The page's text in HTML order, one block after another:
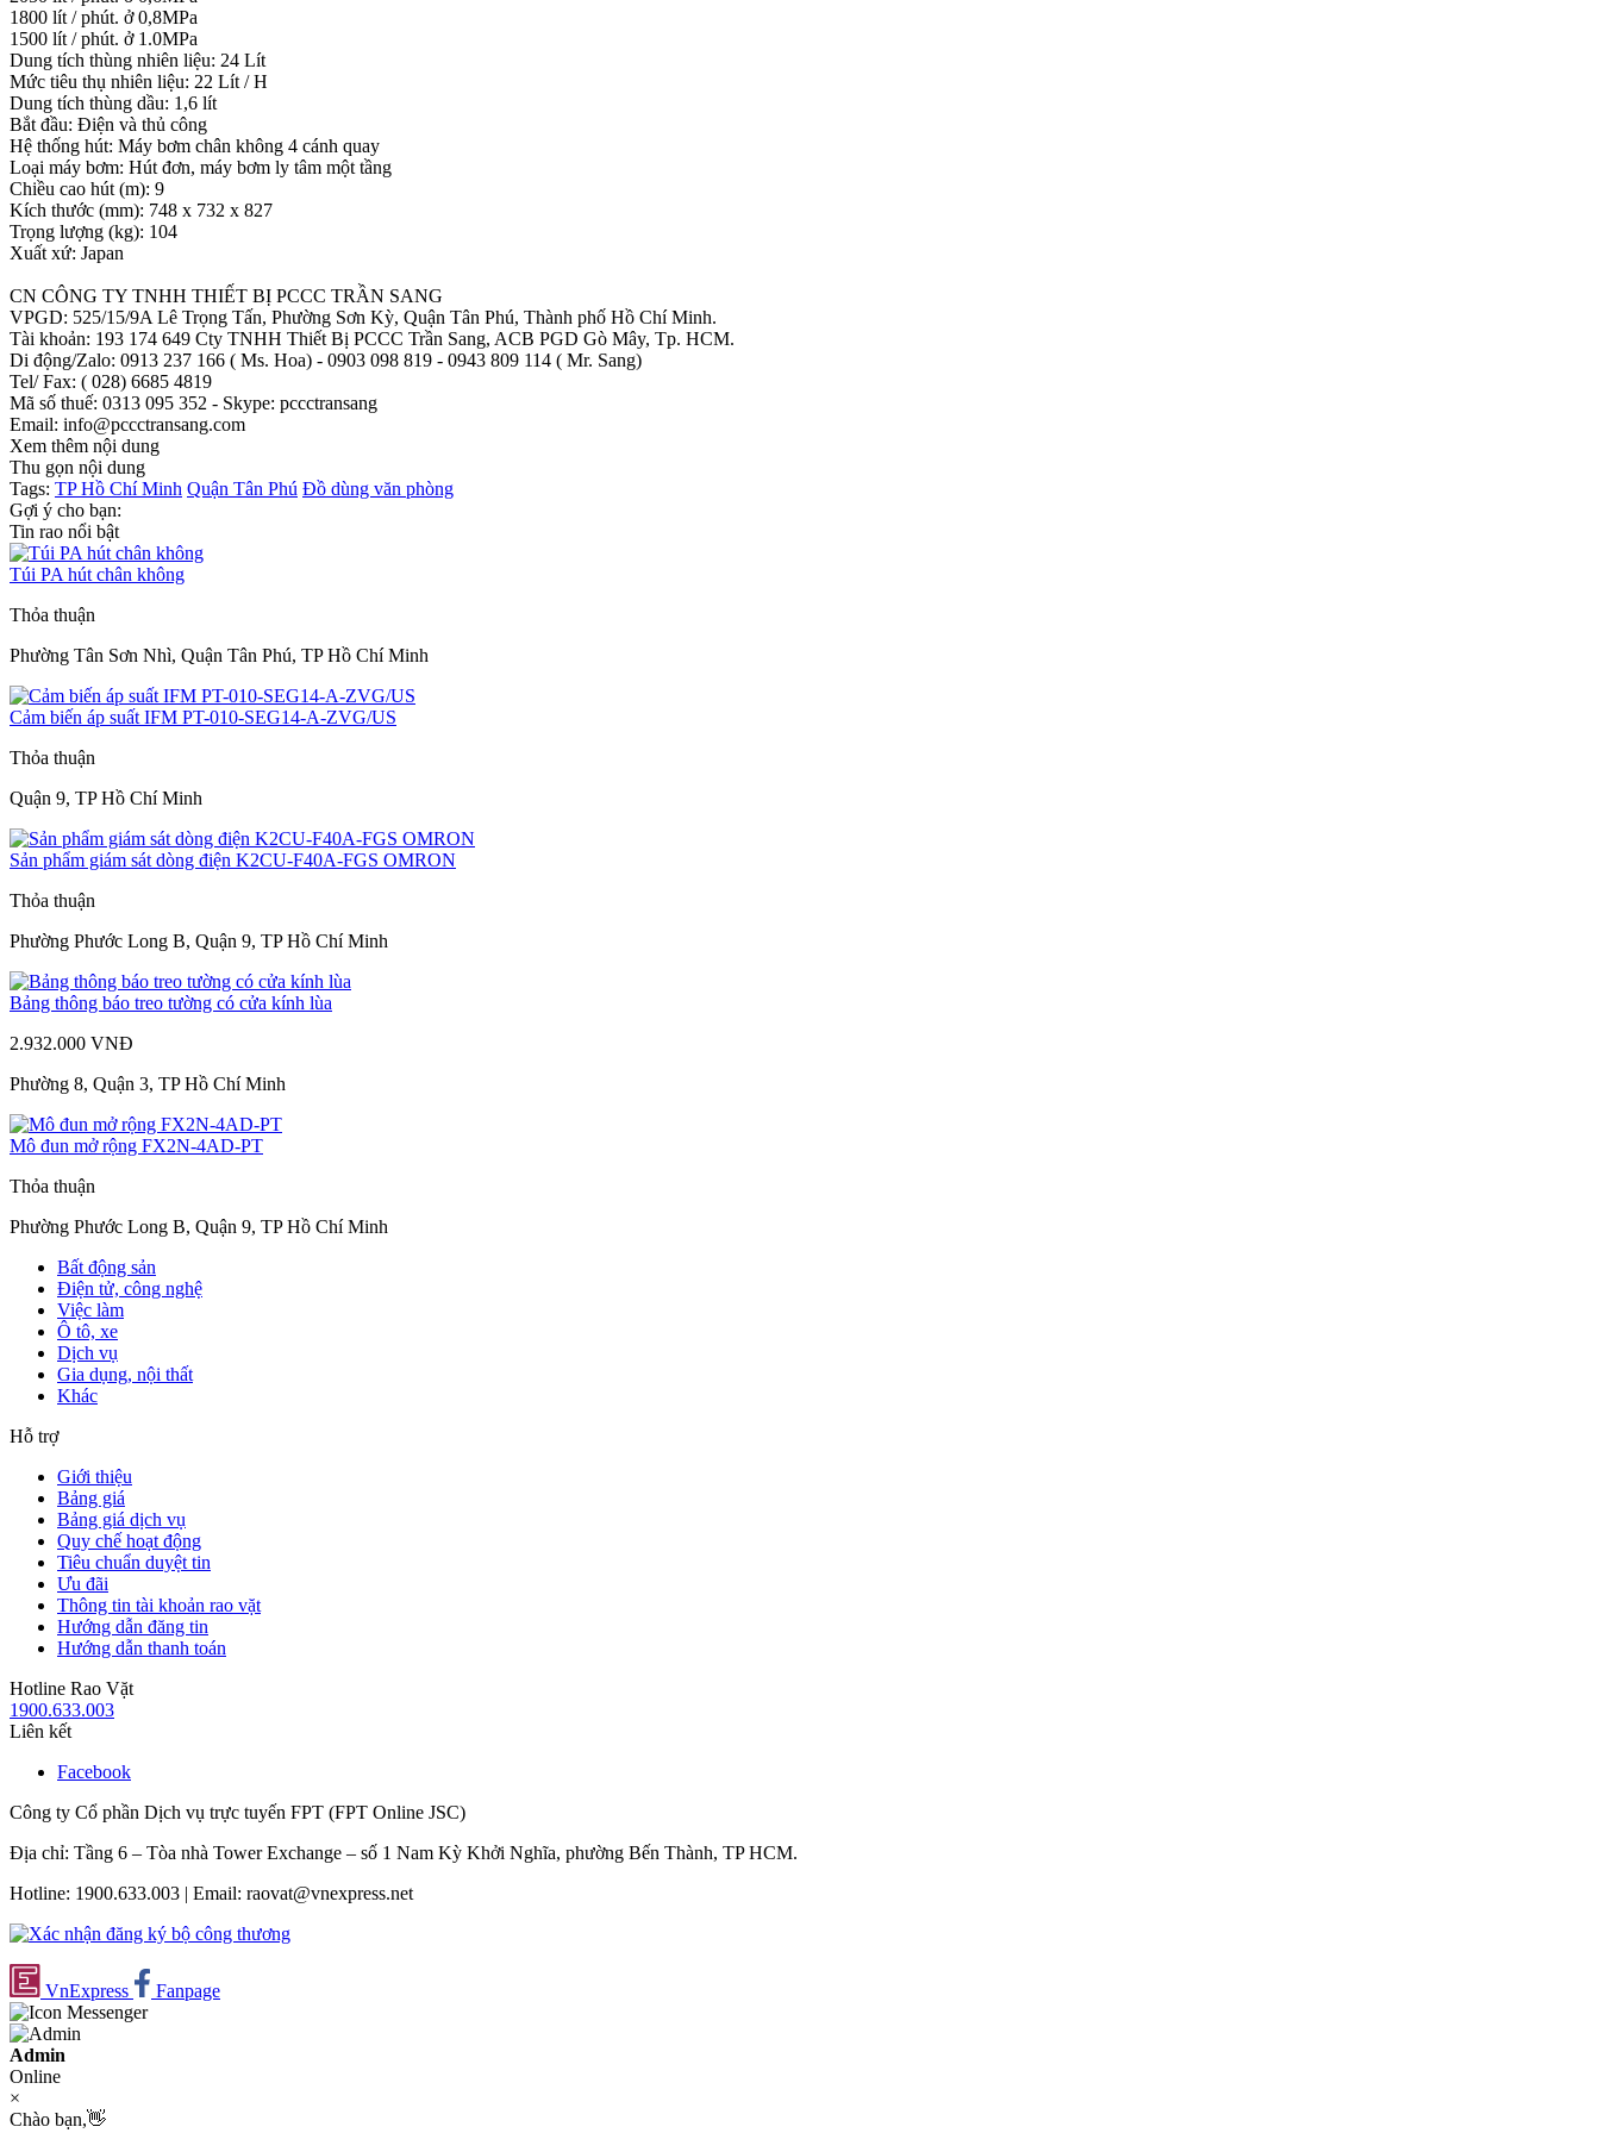
1800 lít / phút. ở 0,8MPa
1500 lít / phút. ở 1.0MPa
Dung tích thùng nhiên liệu: 24 Lít
Mức tiêu thụ nhiên liệu: 22 Lít / H
Dung tích thùng dầu: 1,6 lít
Bắt đầu: Điện và thủ công
Hệ thống hút: Máy bơm chân không 4 cánh quay
Loại máy bơm: Hút đơn, máy bơm ly tâm một tầng
Chiều cao hút (m): 9
Kích thước (mm): 748 x 732 x 827
Trọng lượng (kg): 104
Xuất xứ: Japan
CN CÔNG TY TNHH THIẾT BỊ PCCC TRẦN SANG
VPGD: 525/15/9A Lê Trọng Tấn, Phường Sơn Kỳ, Quận Tân Phú, Thành phố Hồ Chí Minh.
Tài khoản: 193 174 649 Cty TNHH Thiết Bị PCCC Trần Sang, ACB PGD Gò Mây, Tp. HCM.
Di động/Zalo: 0913 237 166 ( Ms. Hoa) - 0903 098 819 - 0943 809 114 ( Mr. Sang)
Tel/ Fax: ( 028) 6685 4819
Mã số thuế: 0313 095 352 - Skype: pccctransang
Email: info@pccctransang.com
Xem thêm nội dung
Thu gọn nội dung
Tags: TP Hồ Chí Minh Quận Tân Phú Đồ dùng văn phòng
Gợi ý cho bạn:
Tin rao nổi bật
Túi PA hút chân không
Thỏa thuận
Phường Tân Sơn Nhì, Quận Tân Phú, TP Hồ Chí Minh
Cảm biến áp suất IFM PT-010-SEG14-A-ZVG/US
Thỏa thuận
Quận 9, TP Hồ Chí Minh
Sản phẩm giám sát dòng điện K2CU-F40A-FGS OMRON
Thỏa thuận
Phường Phước Long B, Quận 9, TP Hồ Chí Minh
Bảng thông báo treo tường có cửa kính lùa
2.932.000 VNĐ
Phường 8, Quận 3, TP Hồ Chí Minh
Mô đun mở rộng FX2N-4AD-PT
Thỏa thuận
Phường Phước Long B, Quận 9, TP Hồ Chí Minh
Bất động sản
Điện tử, công nghệ
Việc làm
Ô tô, xe
Dịch vụ
Gia dụng, nội thất
Khác
Hỗ trợ
Giới thiệu
Bảng giá
Bảng giá dịch vụ
Quy chế hoạt động
Tiêu chuẩn duyệt tin
Ưu đãi
Thông tin tài khoản rao vặt
Hướng dẫn đăng tin
Hướng dẫn thanh toán
Hotline Rao Vặt
1900.633.003
Liên kết
Facebook
Công ty Cổ phần Dịch vụ trực tuyến FPT (FPT Online JSC)
Địa chỉ: Tầng 6 – Tòa nhà Tower Exchange – số 1 Nam Kỳ Khởi Nghĩa, phường Bến Thành, TP HCM.
Hotline: 1900.633.003 | Email: raovat@vnexpress.net
VnExpress Fanpage
Admin
Online
×
Chào bạn,👋